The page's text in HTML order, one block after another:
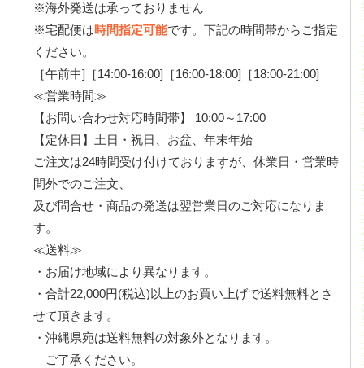
※海外発送は承っておりません
※宅配便は時間指定可能です。下記の時間帯からご指定
ください。
［午前中]［14:00-16:00]［16:00-18:00]［18:00-21:00]
≪営業時間≫
【お問い合わせ対応時間帯】 10:00～17:00
【定休日】土日・祝日、お盆、年末年始
ご注文は24時間受け付けておりますが、休業日・営業時
間外でのご注文、
及び問合せ・商品の発送は翌営業日のご対応になりま
す。
≪送料≫
・お届け地域により異なります。
・合計22,000円(税込)以上のお買い上げで送料無料とさ
せて頂きます。
・沖縄県宛は送料無料の対象外となります。
ご了承ください。